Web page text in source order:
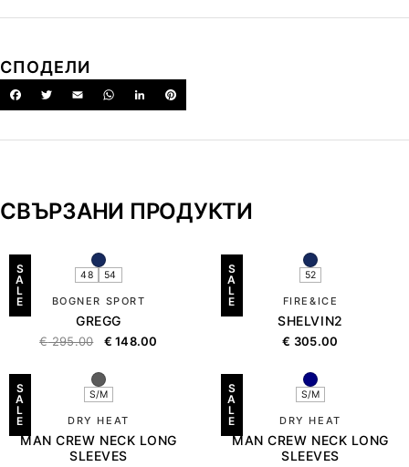
СПОДЕЛИ
СВЪРЗАНИ ПРОДУКТИ
S
A
L
E
48 54
BOGNER SPORT
GREGG
€295.00 € 148.00
S
A
L
E
52
FIRE&ICE
SHELVIN2
€ 305.00
S
A
L
E
S/M
DRY HEAT
MAN CREW NECK LONG
SLEEVES
S
A
L
E
S/M
DRY HEAT
MAN CREW NECK LONG
SLEEVES